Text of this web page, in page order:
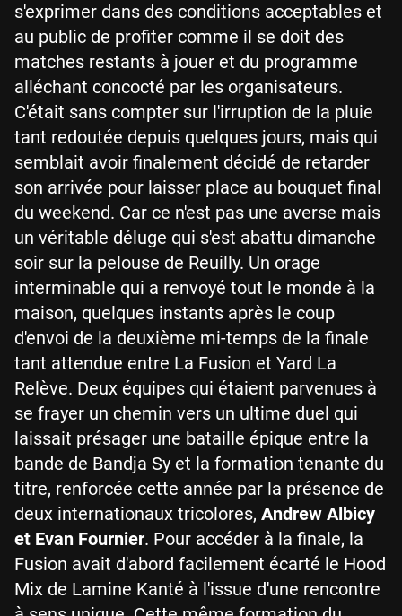
s'exprimer dans des conditions acceptables et
au public de profiter comme il se doit des
matches restants à jouer et du programme
alléchant concocté par les organisateurs.
C'était sans compter sur l'irruption de la pluie
tant redoutée depuis quelques jours, mais qui
semblait avoir finalement décidé de retarder
son arrivée pour laisser place au bouquet final
du weekend. Car ce n'est pas une averse mais
un véritable déluge qui s'est abattu dimanche
soir sur la pelouse de Reuilly. Un orage
interminable qui a renvoyé tout le monde à la
maison, quelques instants après le coup
d'envoi de la deuxième mi-temps de la finale
tant attendue entre La Fusion et Yard La
Relève. Deux équipes qui étaient parvenues à
se frayer un chemin vers un ultime duel qui
laissait présager une bataille épique entre la
bande de Bandja Sy et la formation tenante du
titre, renforcée cette année par la présence de
deux internationaux tricolores, Andrew Albicy
et Evan Fournier. Pour accéder à la finale, la
Fusion avait d'abord facilement écarté le Hood
Mix de Lamine Kanté à l'issue d'une rencontre